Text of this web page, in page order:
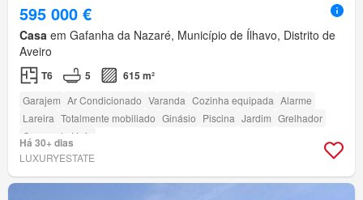
595 000 €
Casa em Gafanha da Nazaré, Município de Ílhavo, Distrito de
Aveiro
T6 5 615 m²
Garajem Ar Condicionado Varanda Cozinha equipada Alarme
Lareira Totalmente mobiliado Ginásio Piscina Jardim Grelhador
Campo de ténis
Há 30+ dias
LUXURYESTATE